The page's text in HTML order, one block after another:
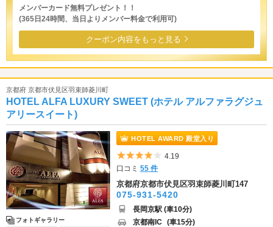
メンバーカード無料プレゼント！！
(365日24時間、当日よりメンバー料金で利用可)
クーポン内容をもっと見る
京都府 京都市伏見区羽束師菱川町
HOTEL ALFA LUXURY SWEET (ホテル アルファラグジュ
アリースイート)
フォトギャラリー
HOTEL AWARD 殿堂入り
5つ星のうち4
4.19
口コミ55 件
京都府京都市伏見区羽束師菱川町147
075-931-5420
長岡京駅 (車10分)
京都南IC (車15分)